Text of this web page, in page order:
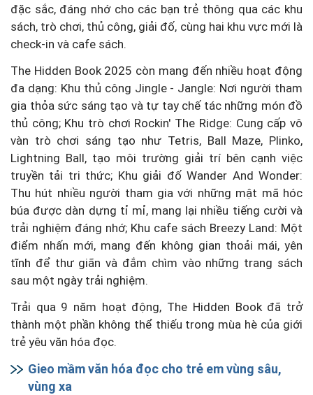
đặc sắc, đáng nhớ cho các bạn trẻ thông qua các khu
sách, trò chơi, thủ công, giải đố, cùng hai khu vực mới là
check-in và cafe sách.
The Hidden Book 2025 còn mang đến nhiều hoạt động
đa dạng: Khu thủ công Jingle - Jangle: Nơi người tham
gia thỏa sức sáng tạo và tự tay chế tác những món đồ
thủ công; Khu trò chơi Rockin' The Ridge: Cung cấp vô
vàn trò chơi sáng tạo như Tetris, Ball Maze, Plinko,
Lightning Ball, tạo môi trường giải trí bên cạnh việc
truyền tải tri thức; Khu giải đố Wander And Wonder:
Thu hút nhiều người tham gia với những mật mã hóc
búa được dàn dựng tỉ mỉ, mang lại nhiều tiếng cười và
trải nghiệm đáng nhớ; Khu cafe sách Breezy Land: Một
điểm nhấn mới, mang đến không gian thoải mái, yên
tĩnh để thư giãn và đắm chìm vào những trang sách
sau một ngày trải nghiệm.
Trải qua 9 năm hoạt động, The Hidden Book đã trở
thành một phần không thể thiếu trong mùa hè của giới
trẻ yêu văn hóa đọc.
Gieo mầm văn hóa đọc cho trẻ em vùng sâu,
vùng xa